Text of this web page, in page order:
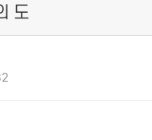
도